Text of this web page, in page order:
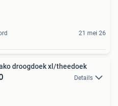
21 mei 26
droogdoek xl/theedoek
Details